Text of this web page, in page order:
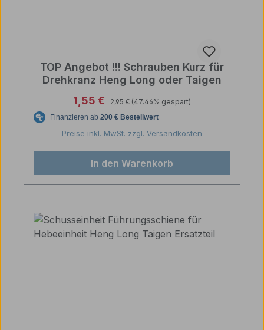
TOP Angebot !!! Schrauben Kurz für
Drehkranz Heng Long oder Taigen
Verkaufspreis:
1,55 € Regulärer Preis:
2,95 € (47.46% gespart)
Preise inkl. MwSt. zzgl. Versandkosten
In den Warenkorb